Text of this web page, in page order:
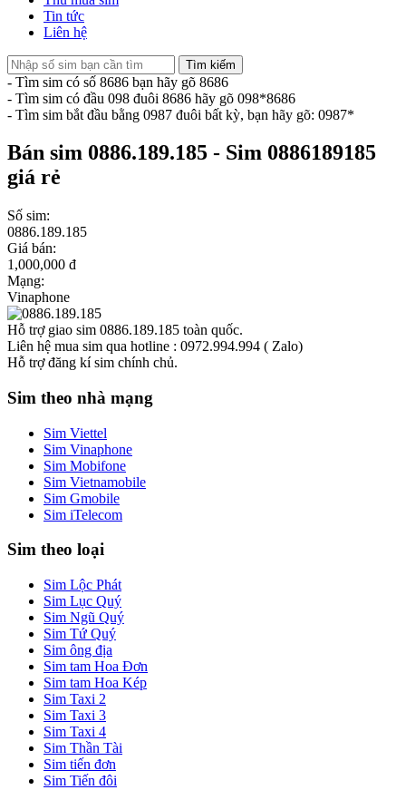
Tin tức
Liên hệ
Tìm kiếm
- Tìm sim có số 8686 bạn hãy gõ 8686
- Tìm sim có đầu 098 đuôi 8686 hãy gõ 098*8686
- Tìm sim bắt đầu bằng 0987 đuôi bất kỳ, bạn hãy gõ: 0987*
Bán sim 0886.189.185 - Sim 0886189185
giá rẻ
Số sim:
0886.189.185
Giá bán:
1,000,000 đ
Mạng:
Vinaphone
Hỗ trợ giao sim 0886.189.185 toàn quốc.
Liên hệ mua sim qua hotline : 0972.994.994 ( Zalo)
Hỗ trợ đăng kí sim chính chủ.
Sim theo nhà mạng
Sim Viettel
Sim Vinaphone
Sim Mobifone
Sim Vietnamobile
Sim Gmobile
Sim iTelecom
Sim theo loại
Sim Lộc Phát
Sim Lục Quý
Sim Ngũ Quý
Sim Tứ Quý
Sim ông địa
Sim tam Hoa Đơn
Sim tam Hoa Kép
Sim Taxi 2
Sim Taxi 3
Sim Taxi 4
Sim Thần Tài
Sim tiến đơn
Sim Tiến đôi